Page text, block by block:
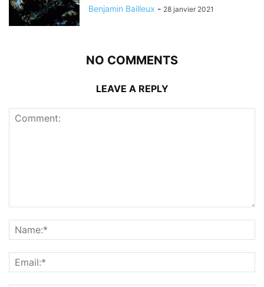
Benjamin Bailleux - 28 janvier 2021
NO COMMENTS
LEAVE A REPLY